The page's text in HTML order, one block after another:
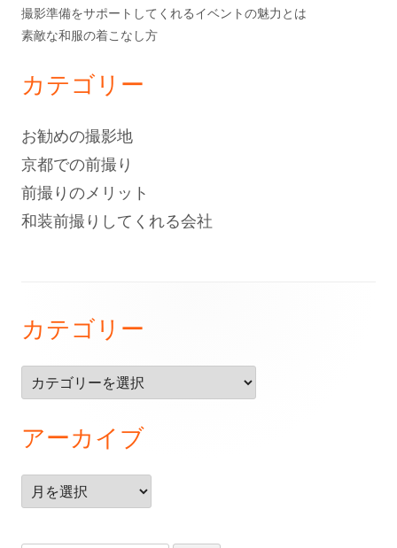
撮影準備をサポートしてくれるイベントの魅力とは
素敵な和服の着こなし方
カテゴリー
お勧めの撮影地
京都での前撮り
前撮りのメリット
和装前撮りしてくれる会社
ッ
タ
ー・
コ
ン
テ
カテゴリー
テ
リ
アーカイブ
ー
イ